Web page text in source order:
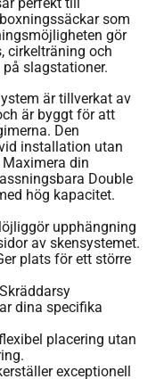
som
gör
cirkelträning och
slagstationer.
är tillverkat av
är byggt för att
Den
installation utan
din
Double
hög kapacitet.
upphängning
av skensystemet.
plats för ett större
Skräddarsy
dina specifika
placering utan
exceptionell